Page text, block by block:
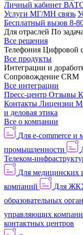
Личный кабинет
Услуги МГ/МН связь
Бесплатный вызов 8-
Для отраслей По
Все решения
Телефония Цифровой
Все продукты
Интеграции и
Сопровождение CRM
Все интеграции
Пресс-центр Отзывы
Контакты Лицензии
и деловая этика
Все о компании
Для e-commerce и
промышленности
Телеком-
Для медицинских
компаний
Для
образовательных
управляющих
контактных центров